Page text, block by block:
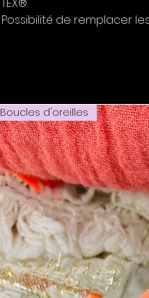
Possibilité de remplacer
Boucles d'oreilles